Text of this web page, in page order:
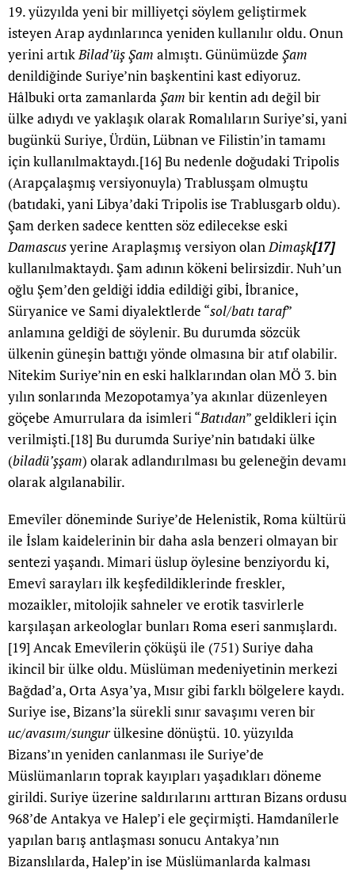
19. yüzyılda yeni bir milliyetçi söylem geliştirmek
isteyen Arap aydınlarınca yeniden kullanılır oldu. Onun
yerini artıkBilad’üş Şam almıştı. Günümüzde Şam
denildiğinde Suriye’nin başkentini kast ediyoruz.
Hâlbuki orta zamanlarda Şam bir kentin adı değil bir
ülke adıydı ve yaklaşık olarak Romalıların Suriye’si, yani
bugünkü Suriye, Ürdün, Lübnan ve Filistin’in tamamı
için kullanılmaktaydı.[16] Bu nedenle doğudaki Tripolis
(Arapçalaşmış versiyonuyla) Trablusşam olmuştu
(batıdaki, yani Libya’daki Tripolis ise Trablusgarb oldu).
Şam derken sadece kentten söz edilecekse eski
Damascusyerine Araplaşmış versiyon olanDimaşk[17]
kullanılmaktaydı. Şam adının kökeni belirsizdir. Nuh’un
oğlu Şem’den geldiği iddia edildiği gibi, İbranice,
Süryanice ve Sami diyalektlerde “sol/batı taraf”
anlamına geldiği de söylenir. Bu durumda sözcük
ülkenin güneşin battığı yönde olmasına bir atıf olabilir.
Nitekim Suriye’nin en eski halklarından olan MÖ 3. bin
yılın sonlarında Mezopotamya’ya akınlar düzenleyen
göçebe Amurrulara da isimleri “Batıdan” geldikleri için
verilmişti.[18] Bu durumda Suriye’nin batıdaki ülke
(biladü’şşam) olarak adlandırılması bu geleneğin devamı
olarak algılanabilir.
Emevîler döneminde Suriye’de Helenistik, Roma kültürü
ile İslam kaidelerinin bir daha asla benzeri olmayan bir
sentezi yaşandı. Mimari üslup öylesine benziyordu ki,
Emevî sarayları ilk keşfedildiklerinde freskler,
mozaikler, mitolojik sahneler ve erotik tasvirlerle
karşılaşan arkeologlar bunları Roma eseri sanmışlardı.
[19] Ancak Emevîlerin çöküşü ile (751) Suriye daha
ikincil bir ülke oldu. Müslüman medeniyetinin merkezi
Bağdad’a, Orta Asya’ya, Mısır gibi farklı bölgelere kaydı.
Suriye ise, Bizans’la sürekli sınır savaşımı veren bir
uc/avasım/sungurülkesine dönüştü. 10. yüzyılda
Bizans’ın yeniden canlanması ile Suriye’de
Müslümanların toprak kayıpları yaşadıkları döneme
girildi. Suriye üzerine saldırılarını arttıran Bizans ordusu
968’de Antakya ve Halep’i ele geçirmişti. Hamdanîlerle
yapılan barış antlaşması sonucu Antakya’nın
Bizanslılarda, Halep’in ise Müslümanlarda kalması